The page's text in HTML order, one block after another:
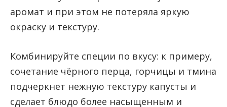
аромат и при этом не потеряла яркую
окраску и текстуру.
Комбинируйте специи по вкусу: к примеру,
сочетание чёрного перца, горчицы и тмина
подчеркнет нежную текстуру капусты и
сделает блюдо более насыщенным и